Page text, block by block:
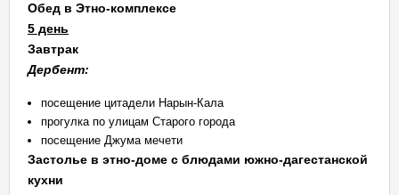
Обед в Этно-комплексе
5 день
Завтрак
Дербент:
посещение цитадели Нарын-Кала
прогулка по улицам Старого города
посещение Джума мечети
Застолье в этно-доме с блюдами южно-дагестанской
кухни